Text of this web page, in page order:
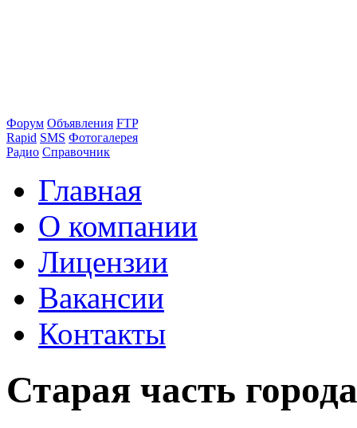
Форум Объявления FTP
Rapid SMS Фотогалерея
Радио Справочник
Главная
О компании
Лицензии
Вакансии
Контакты
Старая часть